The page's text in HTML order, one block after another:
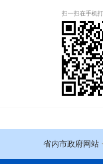
扫一扫在手机
省内市政府网站